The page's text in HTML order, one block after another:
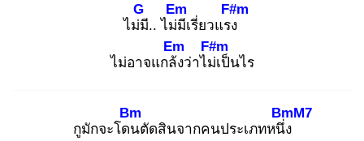
ไม่มี
G
.. ไม่มี
Em
เรี่ยวแรง
F#m
ไม่อาจแกล้ง
Em
ว่าไม่เ
F#m
ป็นไร
กูมักจะโดน
Bm
ตัดสินจากคนประเภทหนึ่ง
BmM7